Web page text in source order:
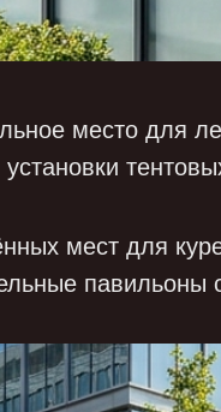
место для
мест для